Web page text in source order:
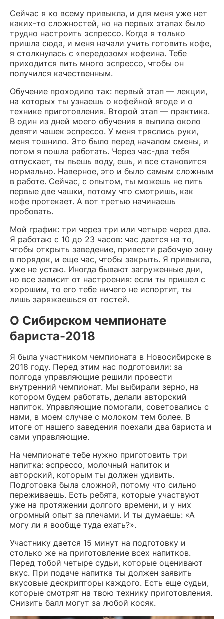
Сейчас я ко всему привыкла, и для меня уже нет
каких-то сложностей, но на первых этапах было
трудно настроить эспрессо. Когда я только
пришла сюда, и меня начали учить готовить кофе,
я столкнулась с «передозом» кофеина. Тебе
приходится пить много эспрессо, чтобы он
получился качественным.
Обучение проходило так: первый этап — лекции,
на которых ты узнаешь о кофейной ягоде и о
технике приготовления. Второй этап — практика.
В один из дней моего обучения я выпила около
девяти чашек эспрессо. У меня тряслись руки,
меня тошнило. Это было перед началом смены, и
потом я пошла работать. Через час-два тебя
отпускает, ты пьешь воду, ешь, и все становится
нормально. Наверное, это и было самым сложным
в работе. Сейчас, с опытом, ты можешь не пить
первые две чашки, потому что смотришь, как
кофе протекает. А вот третью начинаешь
пробовать.
Мой график: три через три или четыре через два.
Я работаю с 10 до 23 часов: час дается на то,
чтобы открыть заведение, привести рабочую зону
в порядок, и еще час, чтобы закрыть. Я привыкла,
уже не устаю. Иногда бывают загруженные дни,
но все зависит от настроения: если ты пришел с
хорошим, то его тебе ничего не испортит, ты
лишь заряжаешься от гостей.
О Сибирском чемпионате
бариста-2018
Я была участником чемпионата в Новосибирске в
2018 году. Перед этим нас подготовили: за
полгода управляющие решили провести
внутренний чемпионат. Мы выбирали зерно, на
котором будем работать, делали авторский
напиток. Управляющие помогали, советовались с
нами, в моем случае с молоком тем более. В
итоге от нашего заведения поехали два бариста и
сами управляющие.
На чемпионате тебе нужно приготовить три
напитка: эспрессо, молочный напиток и
авторский, которым ты должен удивить.
Подготовка была сложной, потому что сильно
переживаешь. Есть ребята, которые участвуют
уже на протяжении долгого времени, и у них
огромный опыт за плечами. И ты думаешь: «А
могу ли я вообще туда ехать?».
Участнику дается 15 минут на подготовку и
столько же на приготовление всех напитков.
Перед тобой четыре судьи, которые оценивают
вкус. При подаче напитка ты должен заявить
вкусовые дескрипторы каждого. Есть еще судьи,
которые смотрят на твою технику приготовления.
Снизить балл могут за любой косяк.